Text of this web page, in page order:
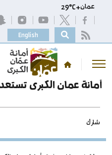
عمان+
29°C
English
أمانة عمان الكبرى
شارك